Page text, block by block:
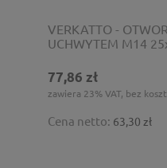
VERKATTO -
UCHWYTEM M14
77,86 zł
zawiera 23% VAT, bez
Cena netto: 63,30 zł